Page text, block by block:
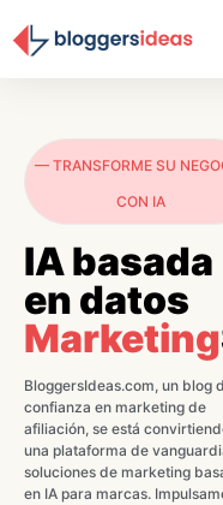
— TRANSFORME SU
CON IA
IA basada
en datos
Marketing
BloggersIdeas.com, un blog
confianza en marketing de
afiliación, se está
una plataforma de
soluciones de marketing
en IA para marcas.